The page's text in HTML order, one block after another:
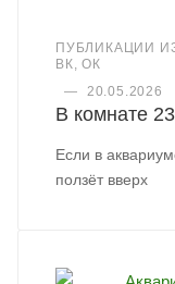
ПУБЛИКАЦИИ
ВК, ОК
—
20.05.2026
В комнате
Если в
ползёт вверх